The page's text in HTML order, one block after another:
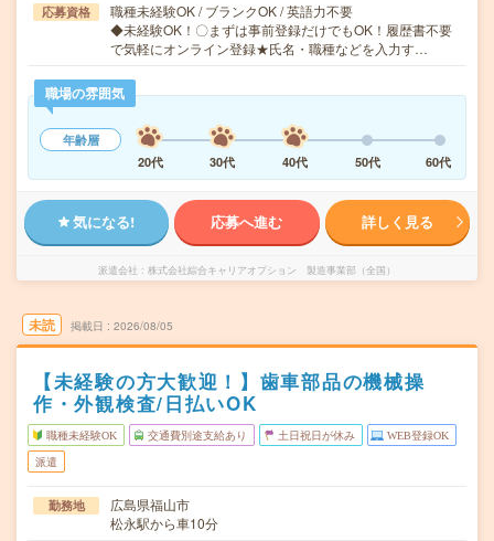
応募資格
職種未経験OK / ブランクOK / 英語力不要
◆未経験OK！〇まずは事前登録だけでもOK！履歴書不要
で気軽にオンライン登録★氏名・職種などを入力す…
職場の雰囲気
年齢層
20代
30代 40代 50代 60代
気になる! 応募へ進む 詳しく見る
派遣会社 株式会社綜合キャリアオプション 製造事業部（全国）
未読 掲載日 2026/08/05
【未経験の方大歓迎！】歯車部品の機械操
作・外観検査/日払いOK
職種未経験OK 交通費別途支給あり 土日祝日が休み WEB登録OK
派遣
勤務地
広島県福山市
松永駅から車10分